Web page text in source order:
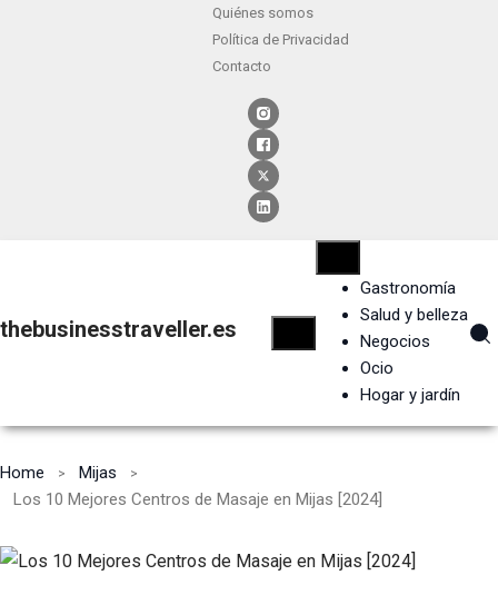
Quiénes somos
Política de Privacidad
Contacto
thebusinesstraveller.es
Gastronomía
Salud y belleza
Negocios
Ocio
Hogar y jardín
Home
Mijas
Los 10 Mejores Centros de Masaje en Mijas [2024]